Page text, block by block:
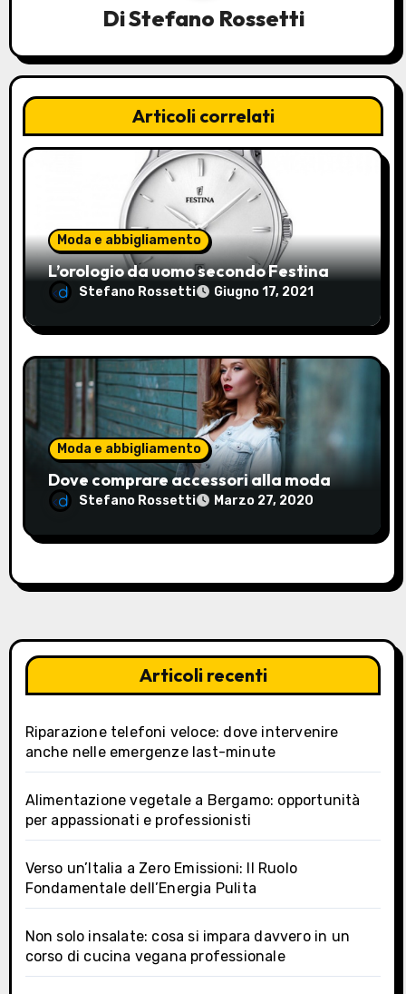
o
n
e
t
i
c
o
l
i
DiStefano Rossetti
Articoli correlati
Moda e abbigliamento
L’orologio da uomo secondo Festina
Stefano Rossetti Giugno 17, 2021
Moda e abbigliamento
Dove comprare accessori alla moda
Stefano Rossetti Marzo 27, 2020
Articoli recenti
Riparazione telefoni veloce: dove intervenire
anche nelle emergenze last-minute
Alimentazione vegetale a Bergamo: opportunità
per appassionati e professionisti
Verso un’Italia a Zero Emissioni: Il Ruolo
Fondamentale dell’Energia Pulita
Non solo insalate: cosa si impara davvero in un
corso di cucina vegana professionale